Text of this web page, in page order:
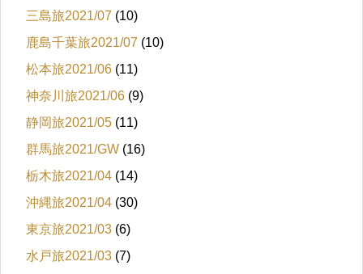
三島旅2021/07 (10)
鹿島千葉旅2021/07 (10)
松本旅2021/06 (11)
神奈川旅2021/06 (9)
静岡旅2021/05 (11)
群馬旅2021/GW (16)
栃木旅2021/04 (14)
沖縄旅2021/04 (30)
東京旅2021/03 (6)
水戸旅2021/03 (7)